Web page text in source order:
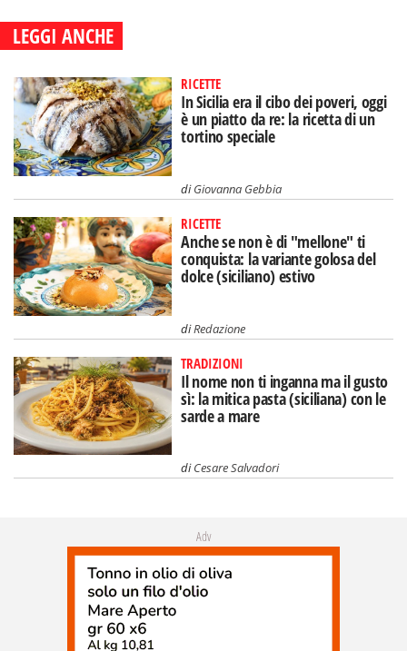
LEGGI ANCHE
RICETTE
In Sicilia era il cibo dei poveri, oggi
è un piatto da re: la ricetta di un
tortino speciale
diGiovanna Gebbia
RICETTE
Anche se non è di "mellone" ti
conquista: la variante golosa del
dolce (siciliano) estivo
diRedazione
TRADIZIONI
Il nome non ti inganna ma il gusto
sì: la mitica pasta (siciliana) con le
sarde a mare
diCesare Salvadori
Adv